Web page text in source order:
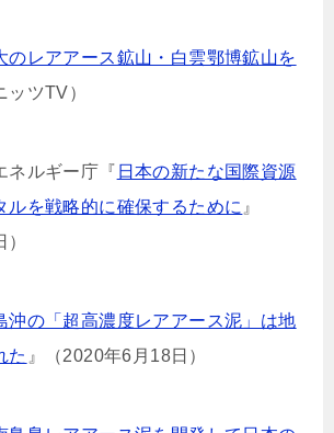
のレアアース鉱山・白雲鄂博鉱山を
ッツTV）
ネルギー庁『 日本の新たな国際資源
を戦略的に確保するために 』
沖の「超高濃度レアアース泥」は地
た 』（2020年6月18日）